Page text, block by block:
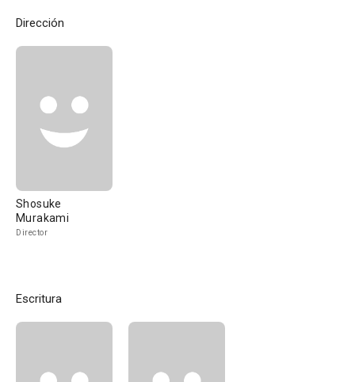
Dirección
Shosuke
Murakami
Director
Escritura